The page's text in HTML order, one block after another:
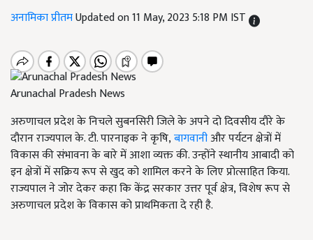
अनामिका प्रीतमUpdated on 11 May, 2023 5:18 PM IST
Arunachal Pradesh News
अरुणाचल प्रदेश के निचले सुबनसिरी जिले के अपने दो दिवसीय दौरे के
दौरान राज्यपाल के. टी. पारनाइक ने कृषि,बागवानीऔर पर्यटन क्षेत्रों में
विकास की संभावना के बारे में आशा व्यक्त की. उन्होंने स्थानीय आबादी को
इन क्षेत्रों में सक्रिय रूप से खुद को शामिल करने के लिए प्रोत्साहित किया.
राज्यपाल ने जोर देकर कहा कि केंद्र सरकार उत्तर पूर्व क्षेत्र,विशेष रूप से
अरुणाचल प्रदेश के विकास को प्राथमिकता दे रही है.